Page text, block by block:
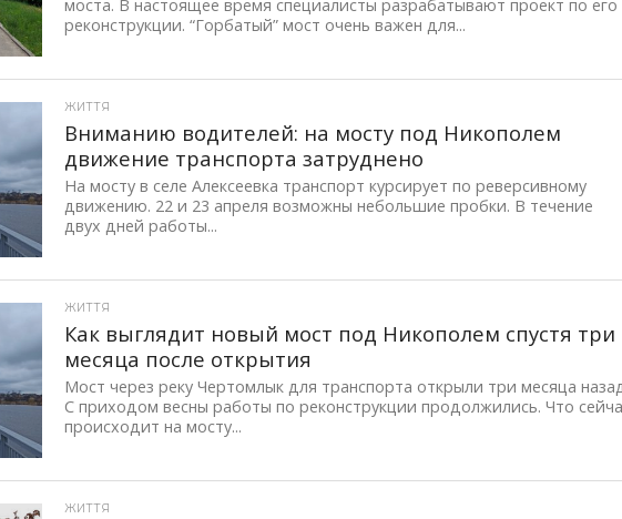
моста. В настоящее время специалисты разрабатывают проект по его
реконструкции. “Горбатый” мост очень важен для...
ЖИТТЯ
Вниманию водителей: на мосту под Никополем
движение транспорта затруднено
На мосту в селе Алексеевка транспорт курсирует по реверсивному
движению. 22 и 23 апреля возможны небольшие пробки. В течение
двух дней работы...
ЖИТТЯ
Как выглядит новый мост под Никополем спустя три
месяца после открытия
Мост через реку Чертомлык для транспорта открыли три месяца
С приходом весны работы по реконструкции продолжились. Что
происходит на мосту...
ЖИТТЯ